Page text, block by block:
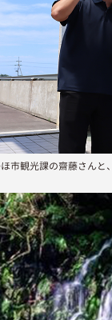
市観光課の齋藤さんと